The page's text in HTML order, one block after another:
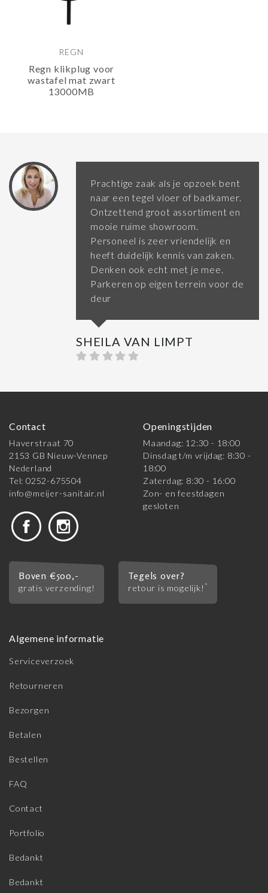
REGN
Regn klikplug voor
wastafel mat zwart
13000MB
Prachtige zaak als je opzoek bent
naar een tegel vloer of badkamer.
Ontzettend groot assortiment en
mooie ruime showroom.
Personeel is zeer vriendelijk en
heeft duidelijk kennis van zaken.
Denken ook echt met je mee.
Parkeren op eigen terrein voor de
deur
SHEILA VAN LIMPT
Contact
Haverstraat 70
2153 GB Nieuw-Vennep
Nederland
Tel: 0252-675504
info@meijer-sanitair.nl
Openingstijden
Maandag: 12:30 - 18:00
Dinsdag t/m vrijdag: 8:30 -
18:00
Zaterdag: 8:30 - 16:00
Zon- en feestdagen
gesloten
Boven €500,-
gratis verzending!
Tegels over?
retour is mogelijk! *
Algemene informatie
Serviceverzoek
Retourneren
Bezorgen
Betalen
Bestellen
FAQ
Contact
Portfolio
Bedankt
Bedankt